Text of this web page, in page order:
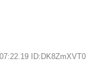
ID:DK8ZmXVT0